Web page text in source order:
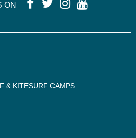
ON
& KITESURF CAMPS